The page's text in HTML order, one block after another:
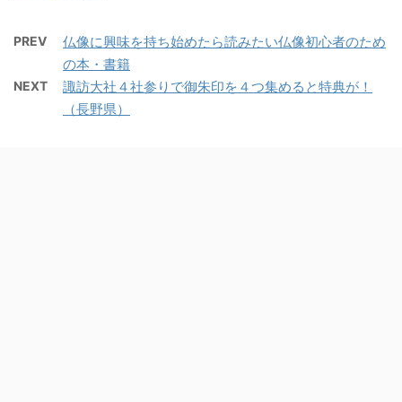
PREV
仏像に興味を持ち始めたら読みたい仏像初心者のため
の本・書籍
NEXT
諏訪大社４社参りで御朱印を４つ集めると特典が！
（長野県）